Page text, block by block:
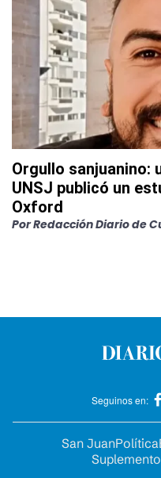
Orgullo sanjuanino:
UNSJ publicó un
Oxford
PorRedacción Diario de
Seguinos en:
San JuanPolítica